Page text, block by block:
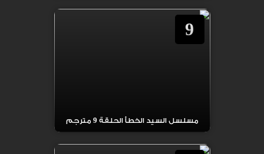
9
مسلسل السيد الخطأ الحلقة 9 مترجم